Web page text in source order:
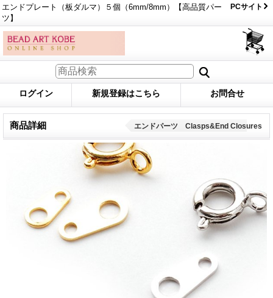
エンドプレート（板ダルマ）５個（6mm/8mm）【高品質パー
ツ】
PCサイト
ログイン 新規登録はこちら お問合せ
商品詳細 エンドパーツ Clasps&End Closures